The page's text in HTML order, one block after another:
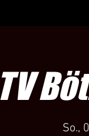
TV
So.,